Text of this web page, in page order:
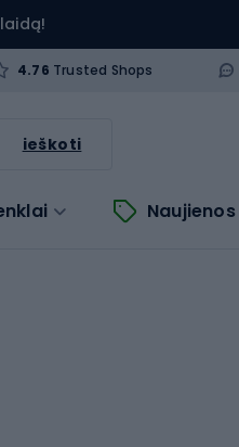
4.76 Trusted Shops
ieškoti
Naujienos